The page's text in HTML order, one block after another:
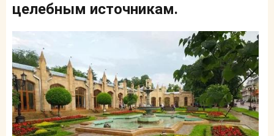
целебным источникам.